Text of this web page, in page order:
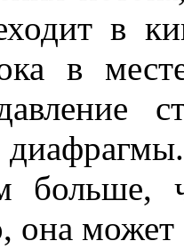
в
в
она